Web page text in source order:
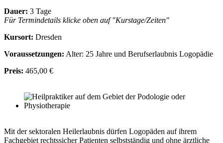
Dauer: 3 Tage
Für Termindetails klicke oben auf "Kurstage/Zeiten"
Kursort: Dresden
Voraussetzungen: Alter: 25 Jahre und Berufserlaubnis Logopädie
Preis: 465,00 €
Mit der sektoralen Heilerlaubnis dürfen Logopäden auf ihrem
Fachgebiet rechtssicher Patienten selbstständig und ohne ärztliche